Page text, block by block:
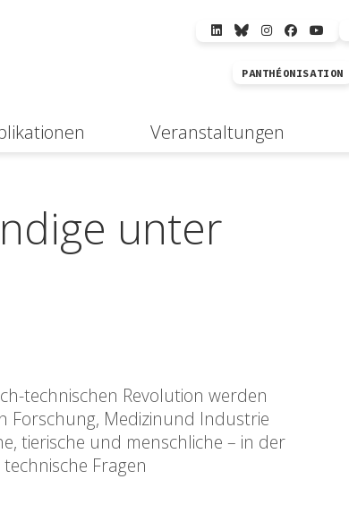
PANTHÉONISATION
Veranstaltungen
unter
technischen Revolution werden
Forschung, Medizinund Industrie
tierische und menschliche – in der
Fragen